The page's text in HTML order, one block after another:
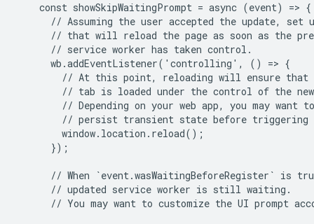
    const showSkipWaitingPrompt = async (event) => {
// Assuming the user accepted the update, set
// that will reload the page as soon as the
      // service worker has taken control.
      wb.addEventListener('controlling', () => {
// At this point, reloading will ensure that
// tab is loaded under the control of the
// Depending on your web app, you may want
// persist transient state before triggering
        window.location.reload();
      });
// When `event.wasWaitingBeforeRegister` is
      // updated service worker is still waiting.
// You may want to customize the UI prompt